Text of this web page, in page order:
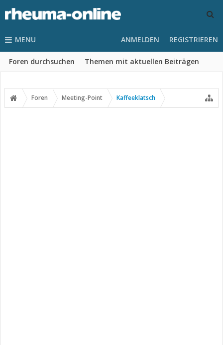
MENU
Foren durchsuchen Themen mit aktuellen Beiträgen
ANMELDEN REGISTRIEREN
Foren Meeting-Point Kaffeeklatsch